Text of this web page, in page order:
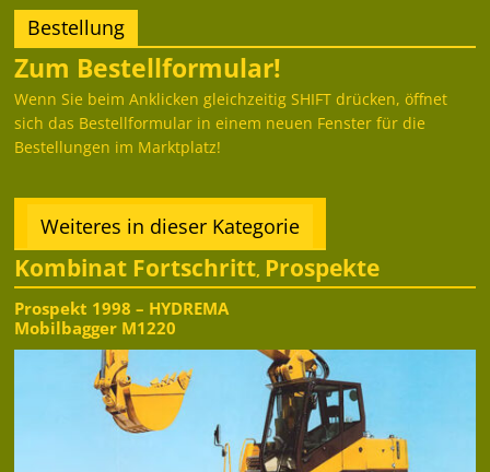
Bestellung
Zum Bestellformular!
Wenn Sie beim Anklicken gleichzeitig SHIFT drücken, öffnet
sich das Bestellformular in einem neuen Fenster für die
Bestellungen im Marktplatz!
Weiteres in dieser Kategorie
Kombinat Fortschritt, Prospekte
Prospekt 1998 – HYDREMA
Mobilbagger M1220